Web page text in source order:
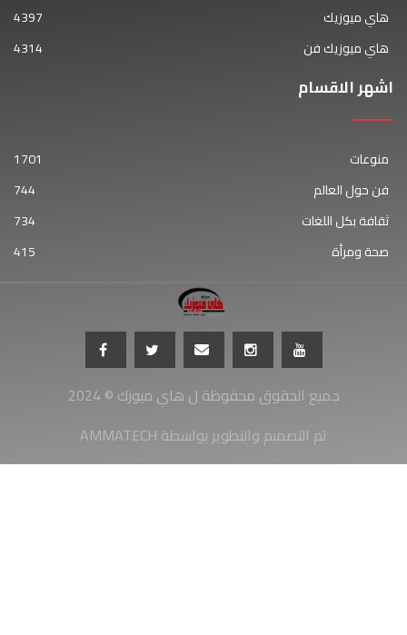
هاي ميوزيك
4397
هاي ميوزيك فن
4314
اشهر الاقسام
منوعات
1701
فن حول العالم
744
ثقافة بكل اللغات
734
صحة ومرأة
415
جميع الحقوق محفوظة ل هاي ميوزك © 2024
AMMATECH تم التصميم والتطوير بواسطة